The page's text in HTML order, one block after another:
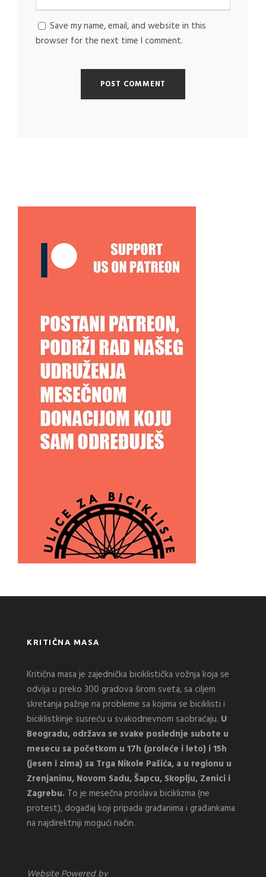
Save my name, email, and website in this
browser for the next time I comment.
KRITIČNA MASA
Kritična masa je zajednička biciklistička vožnja koja se
odvija u preko 300 gradova širom sveta, sa ciljem
skretanja pažnje na probleme sa kojima se biciklisti i
biciklistkinje susreću u svakodnevnom saobraćaju. U
Beogradu, održava se svake poslednje subote u
mesecu sa početkom u 17h (proleće i leto) i 15h
(jesen i zima) sa Trga Nikole Pašića, a u regionu u
Zrenjaninu, Novom Sadu, Šapcu, Skoplju, Zenici i
Zagrebu. To je mesečna proslava biciklizma (ne
protest), događaj koji pripada građanima i građankama
na najdirektniji mogući način.
Website Powered by